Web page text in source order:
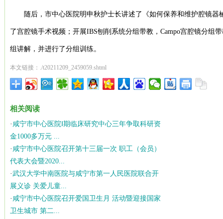
随后，市中心医院明申秋护士长讲述了《如何保养和维护腔镜器
了宫腔镜手术视频；开展IBS刨削系统分组带教，Campo宫腔镜分组
组讲解，并进行了分组训练。
本文链接：./t20211209_2459059.shtml
相关阅读
· 咸宁市中心医院Ⅰ期临床研究中心三年争取科研资
金1000多万元 ...
· 咸宁市中心医院召开第十三届一次 职工（会员）
代表大会暨2020...
·武汉大学中南医院与咸宁市第一人民医院联合开
展义诊 关爱儿童...
· 咸宁市中心医院召开爱国卫生月 活动暨迎接国家
卫生城市 第二...